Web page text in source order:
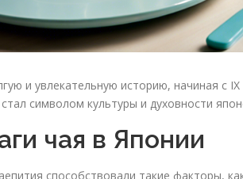
и увлекательную историю, начиная с
символом культуры и духовности
чая в Японии
способствовали такие факторы,